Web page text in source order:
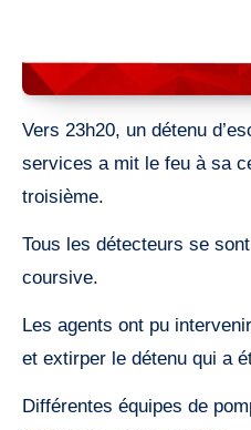
Vers 23h20, un détenu d’escorte deux connu de nos
services a mit le feu à sa
troisième.
Tous les détecteurs se
coursive.
Les agents ont pu
et extirper le détenu qui a
Différentes équipes de